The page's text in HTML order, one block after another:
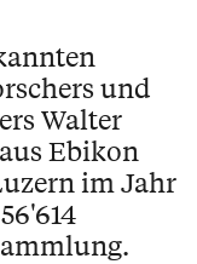
und
Walter
Ebikon
im Jahr